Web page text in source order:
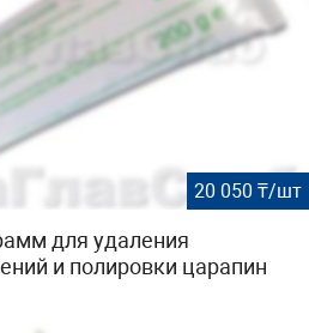
20 050 ₸/шт
для удаления
и полировки царапин